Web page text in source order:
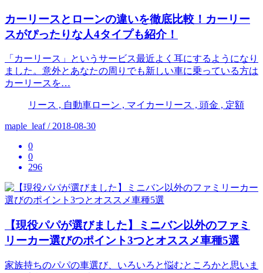
カーリースとローンの違いを徹底比較！カーリー
スがぴったりな人4タイプも紹介！
「カーリース」というサービス最近よく耳にするようになり
ました。意外とあなたの周りでも新しい車に乗っている方は
カーリースを…
リース , 自動車ローン , マイカーリース , 頭金 , 定額
maple_leaf / 2018-08-30
0
0
296
【現役パパが選びました】ミニバン以外のファミ
リーカー選びのポイント3つとオススメ車種5選
家族持ちのパパの車選び、いろいろと悩むところかと思いま